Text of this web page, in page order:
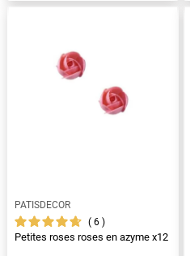
PATISDECOR
6
Petites roses roses en azyme x12